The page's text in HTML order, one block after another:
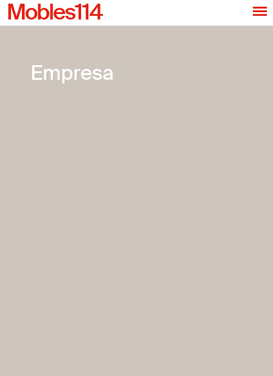
Mobles114
Empresa